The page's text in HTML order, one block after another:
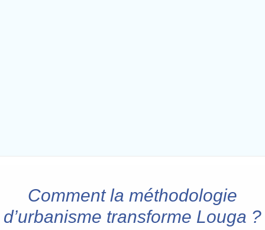
Comment la méthodologie
d’urbanisme transforme Louga ?